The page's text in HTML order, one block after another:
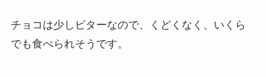
チョコは少しビターなので、くどくなく、いくら
でも食べられそうです。